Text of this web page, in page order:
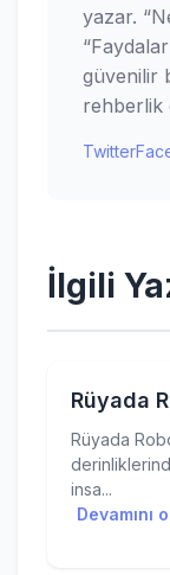
yazar.
güvenilir
rehberlik
Twitter
İlgili
Rüyada
Rüyada
insa...
Devamını